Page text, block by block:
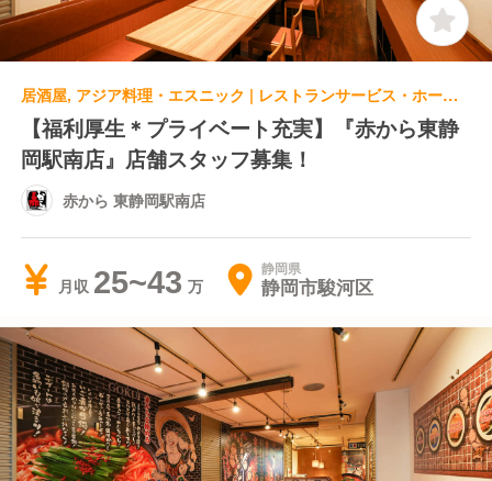
居酒屋, アジア料理・エスニック | レストランサービス・ホールスタッフ | 赤から 東静岡駅南店
【福利厚生＊プライベート充実】『赤から東静
岡駅南店』店舗スタッフ募集！
赤から 東静岡駅南店
月収 25~43 静岡県
静岡市駿河区